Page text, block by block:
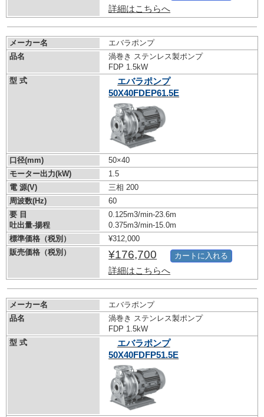
詳細はこちらへ
メーカー名
エバラポンプ
品名
渦巻き ステンレス製ポンプ
FDP 1.5kW
型 式
エバラポンプ
50X40FDEP61.5E
口径(mm)
50×40
モーター出力(kW)
1.5
電 源(V)
三相 200
周波数(Hz)
60
要 目
吐出量-揚程
0.125m3/min-23.6m
0.375m3/min-15.0m
標準価格（税別）
¥312,000
販売価格（税別）
¥176,700
詳細はこちらへ
カートに入れる
メーカー名
エバラポンプ
品名
渦巻き ステンレス製ポンプ
FDP 1.5kW
型 式
エバラポンプ
50X40FDFP51.5E